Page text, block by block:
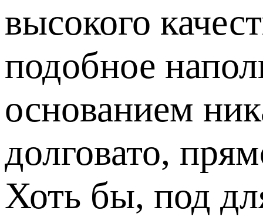
высокого
подобное
основанием
долговато,
Хоть бы, под